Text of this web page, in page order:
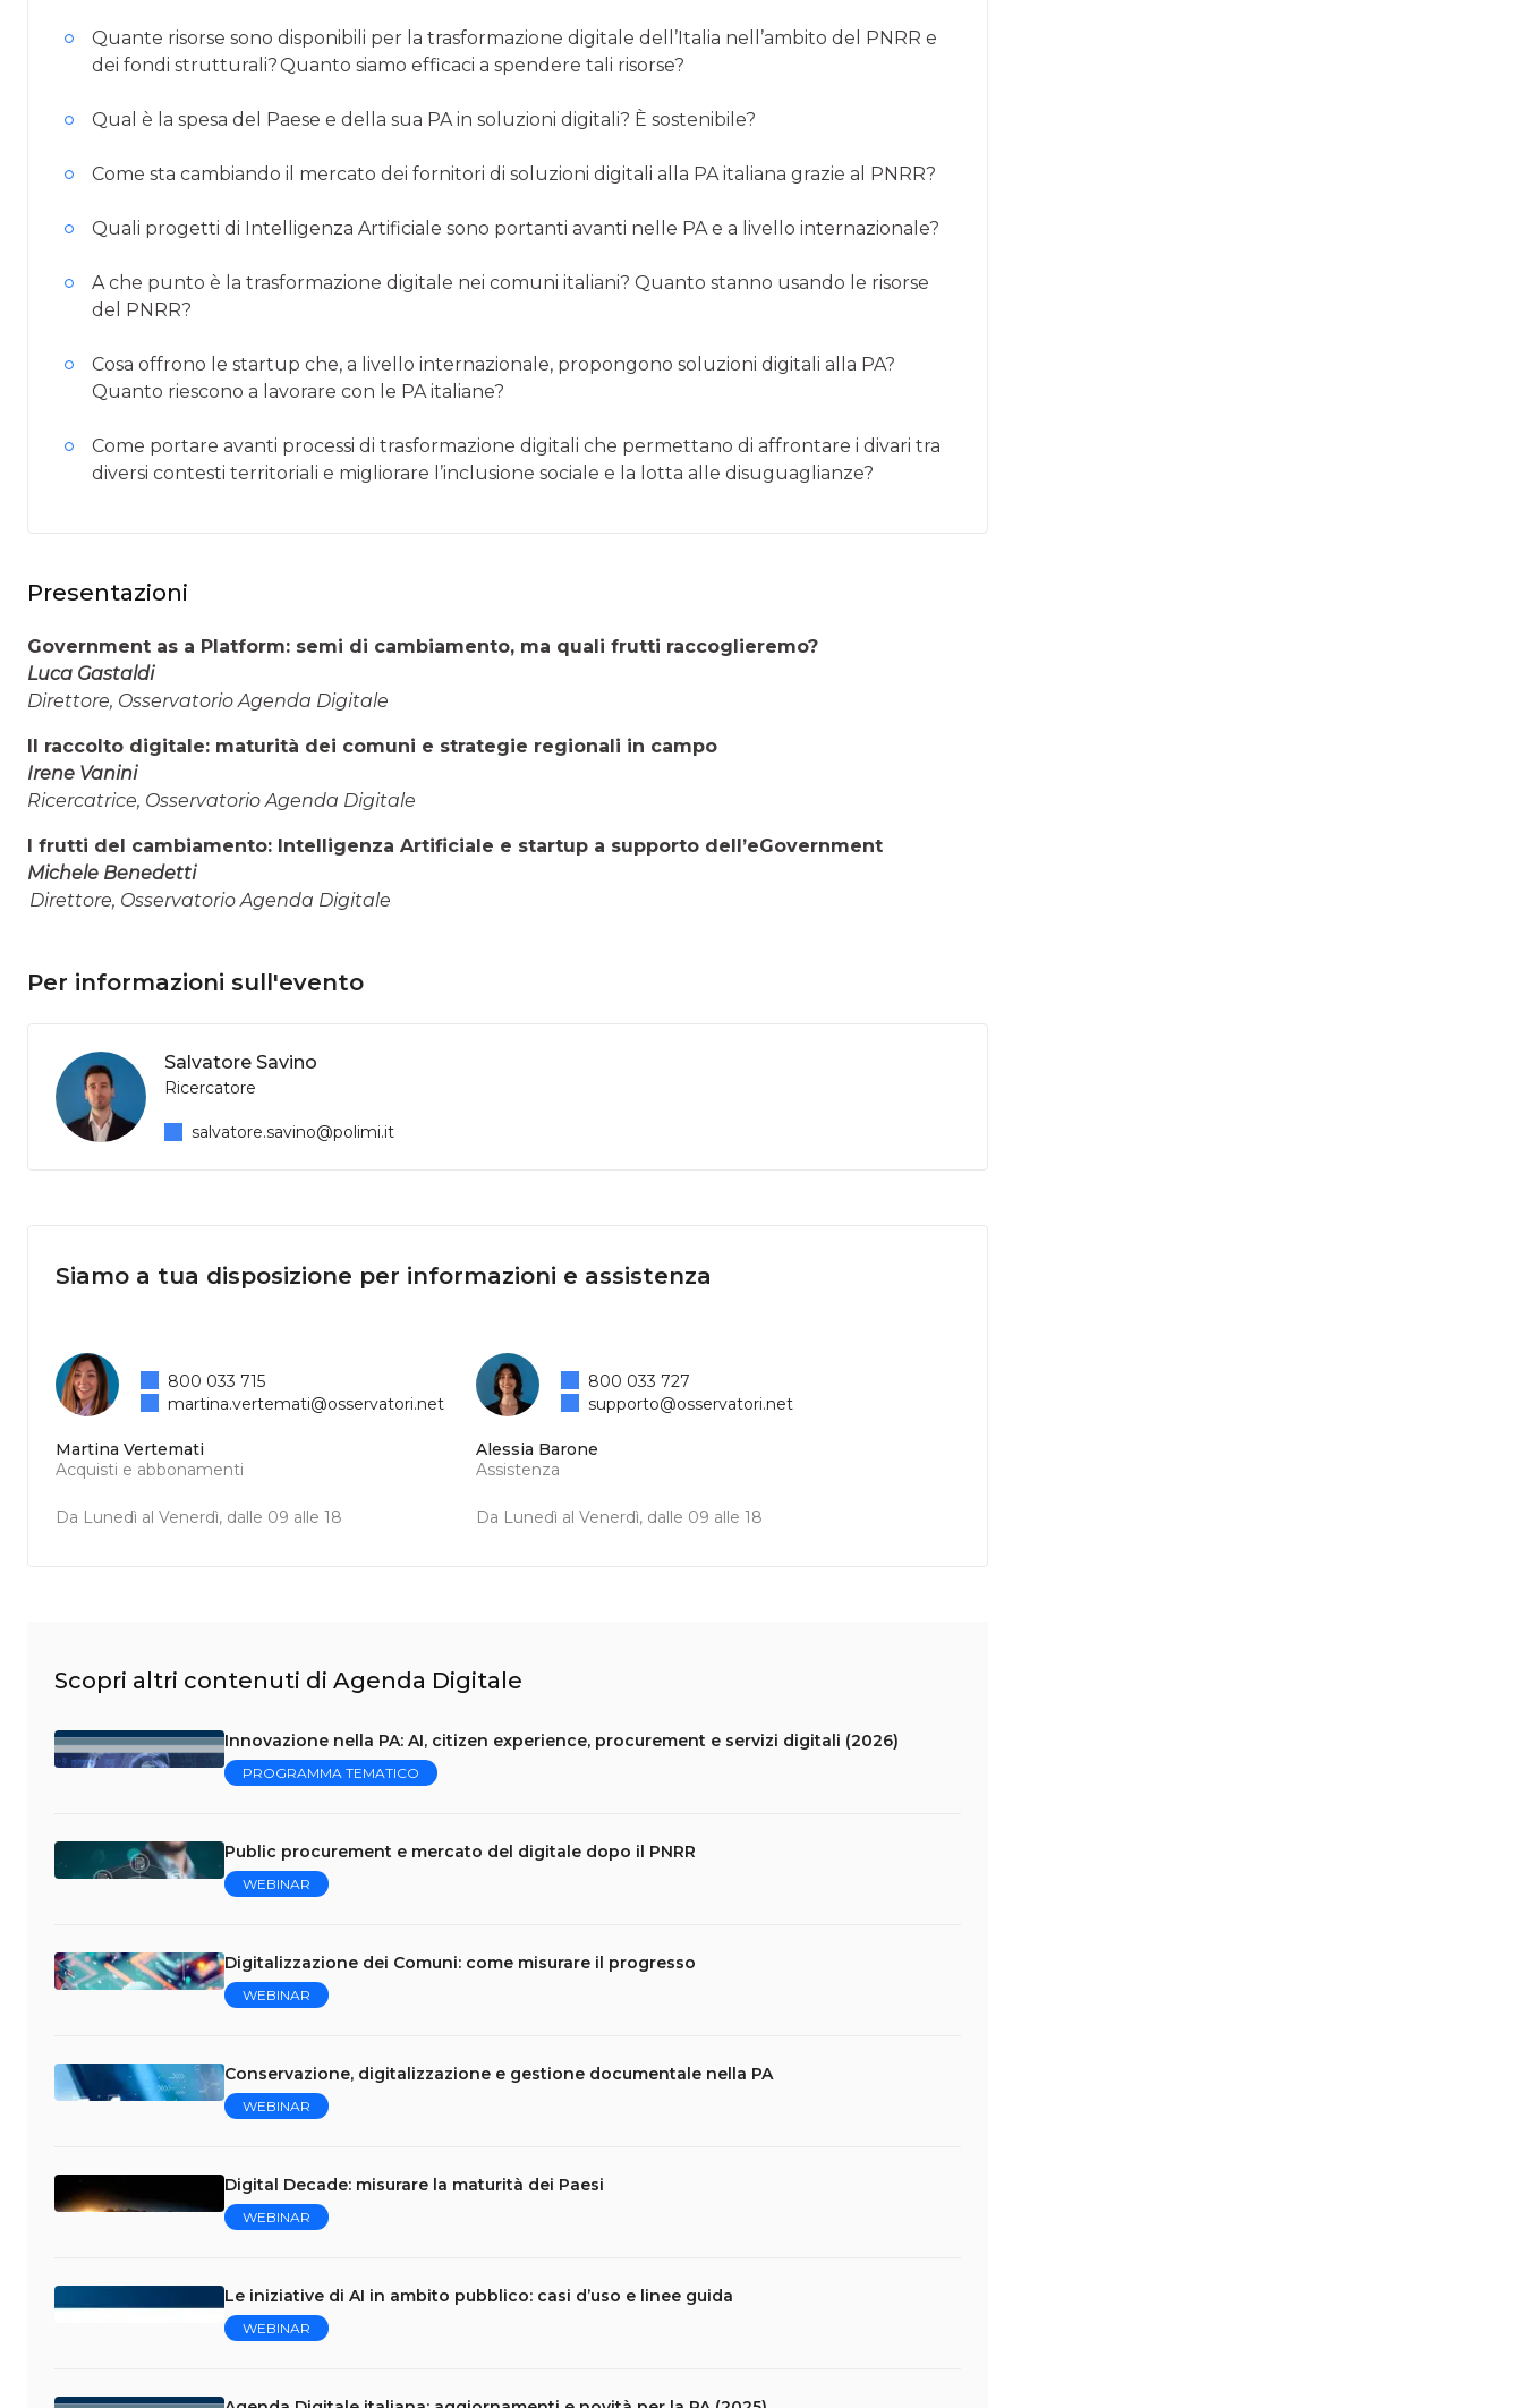
Quante risorse sono disponibili per la trasformazione digitale dell’Italia nell’ambito del PNRR e
dei fondi strutturali? Quanto siamo efficaci a spendere tali risorse?
Qual è la spesa del Paese e della sua PA in soluzioni digitali? È sostenibile?
Come sta cambiando il mercato dei fornitori di soluzioni digitali alla PA italiana grazie al PNRR?
Quali progetti di Intelligenza Artificiale sono portanti avanti nelle PA e a livello internazionale?
A che punto è la trasformazione digitale nei comuni italiani? Quanto stanno usando le risorse
del PNRR?
Cosa offrono le startup che, a livello internazionale, propongono soluzioni digitali alla PA?
Quanto riescono a lavorare con le PA italiane?
Come portare avanti processi di trasformazione digitali che permettano di affrontare i divari tra
diversi contesti territoriali e migliorare l’inclusione sociale e la lotta alle disuguaglianze?
Presentazioni
Government as a Platform: semi di cambiamento, ma quali frutti raccoglieremo?
Luca Gastaldi
Direttore, Osservatorio Agenda Digitale
Il raccolto digitale: maturità dei comuni e strategie regionali in campo
Irene Vanini
Ricercatrice, Osservatorio Agenda Digitale
I frutti del cambiamento: Intelligenza Artificiale e startup a supporto dell’eGovernment
Michele Benedetti
Direttore, Osservatorio Agenda Digitale
Per informazioni sull'evento
Salvatore Savino
Ricercatore
salvatore.savino@polimi.it
Siamo a tua disposizione per informazioni e assistenza
Martina Vertemati
Acquisti e abbonamenti
Da Lunedì al Venerdì, dalle 09 alle 18
800 033 715
martina.vertemati@osservatori.net
Alessia Barone
Assistenza
Da Lunedì al Venerdì, dalle 09 alle 18
800 033 727
supporto@osservatori.net
Scopri altri contenuti di Agenda Digitale
Innovazione nella PA: AI, citizen experience, procurement e servizi digitali (2026)
PROGRAMMA TEMATICO
Public procurement e mercato del digitale dopo il PNRR
WEBINAR
Digitalizzazione dei Comuni: come misurare il progresso
WEBINAR
Conservazione, digitalizzazione e gestione documentale nella PA
WEBINAR
Digital Decade: misurare la maturità dei Paesi
WEBINAR
Le iniziative di AI in ambito pubblico: casi d’uso e linee guida
WEBINAR